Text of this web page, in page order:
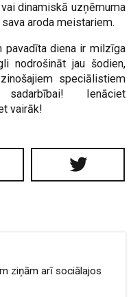
dinamiskā uzņēmuma
aroda meistariem.
pavadīta diena ir milzīga
nodrošināt jau šodien,
speciālistiem
Ienāciet
vairāk!
ziņām arī sociālajos